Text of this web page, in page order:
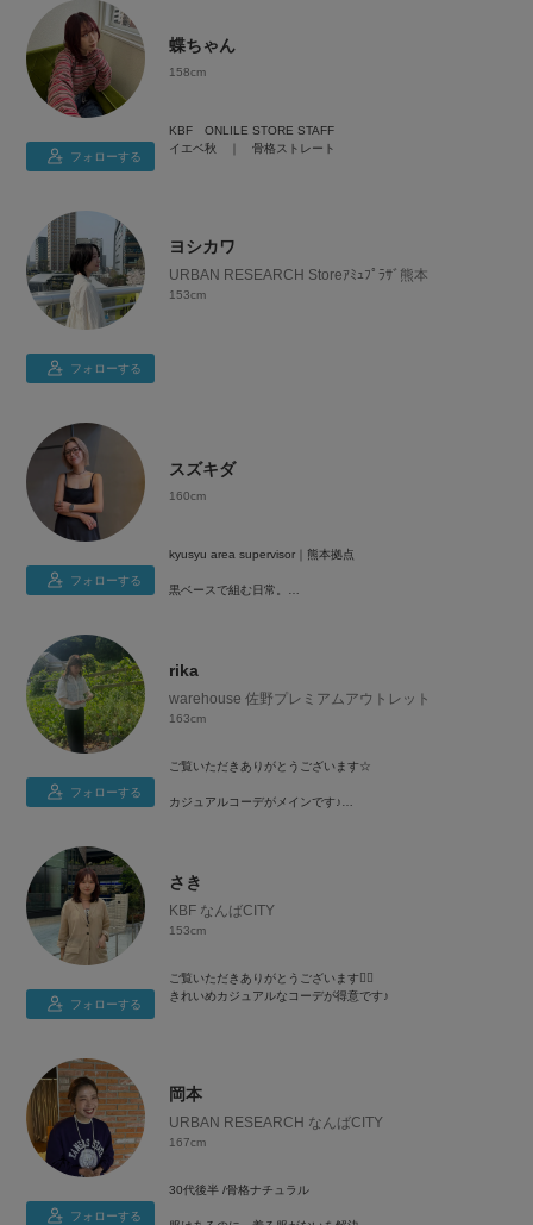
蝶ちゃん
158cm
フォローする
KBF ONLILE STORE STAFF
イエベ秋 ｜ 骨格ストレート
WEB限定や予約商品を中心にご紹介します◎
最新情報が知りたい方はぜひフォローをお願いします！
ヨシカワ
URBAN RESEARCH Storeｱﾐｭﾌﾟﾗｻﾞ熊本
153cm
フォローする
きれいめからカジュアルまで幅広いジャンルを着てます🪞
心がちょっとワクワクするような
ちいかわが1番の推しです🤍
スズキダ
160cm
フォローする
kyusyu area supervisor｜熊本拠点
黒ベースで組む日常。
rika
warehouse 佐野プレミアムアウトレット
163cm
フォローする
ご覧いただきありがとうございます☆
カジュアルコーデがメインです♪
少しでも参考になれば幸いです（＾Ｏ＾）
さき
KBF なんばCITY
153cm
フォローする
ご覧いただきありがとうございます💁‍♀️
きれいめカジュアルなコーデが得意です♪
岡本
URBAN RESEARCH なんばCITY
167cm
フォローする
30代後半 /骨格ナチュラル